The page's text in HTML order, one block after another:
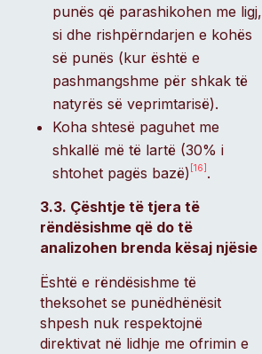
punës që parashikohen me ligj,
si dhe rishpërndarjen e kohës
së punës (kur është e
pashmangshme për shkak të
natyrës së veprimtarisë).
Koha shtesë paguhet me
shkallë më të lartë (30% i
shtohet pagës bazë) [16] .
3.3. Çështje të tjera të
rëndësishme që do të
analizohen brenda kësaj njësie
Është e rëndësishme të
theksohet se punëdhënësit
shpesh nuk respektojnë
direktivat në lidhje me ofrimin e